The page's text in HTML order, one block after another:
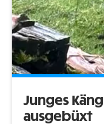
Junges
ausgebüxt